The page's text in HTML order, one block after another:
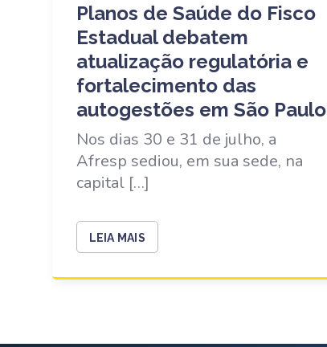
Planos de Saúde do Fisco
Estadual debatem
atualização regulatória e
fortalecimento das
autogestões em São Paulo
Nos dias 30 e 31 de julho, a
Afresp sediou, em sua sede, na
capital […]
LEIA MAIS